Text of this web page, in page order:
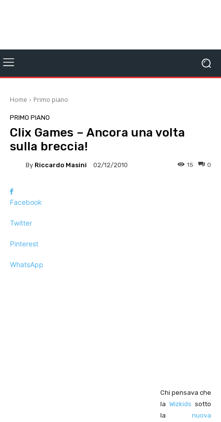
Home Primo piano
PRIMO PIANO
Clix Games – Ancora una volta
sulla breccia!
By Riccardo Masini 02/12/2010 0
15
Facebook
Twitter
Pinterest
WhatsApp
Chi pensava che
la Wizkids sotto
la nuova